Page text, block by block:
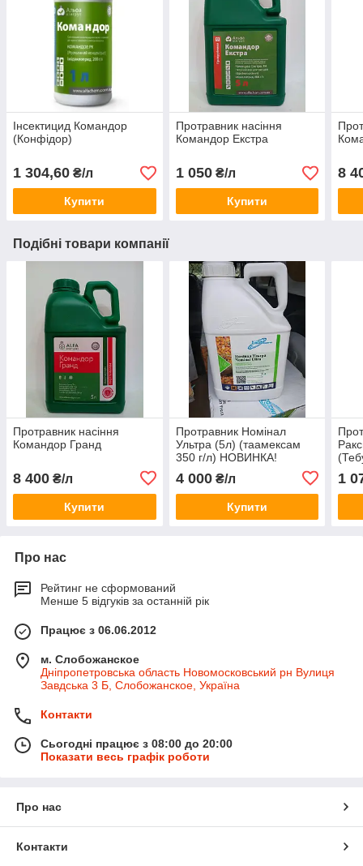
Інсектицид Командор
(Конфідор)
1 304,60 ₴/л
Купити
Протравник насіння
Командор Екстра
1 050₴/л
Купити
8
Подібні товари компанії
Протравник насіння
Командор Гранд
8 400 ₴/л
Купити
Протравник Номінал
Ультра (5л) (таамексам
350 г/л) НОВИНКА!
4 000₴/л
Купити
1
Про нас
Рейтинг не сформований
Менше 5 відгуків за останній рік
Працює з 06.06.2012
м. Слобожанское
Дніпропетровська область Новомосковський рн Вулиця
Завдська 3 Б, Слобожанское, Україна
Контакти
Сьогодні працює з 08:00 до 20:00
Показати весь графік роботи
Про нас
Контакти